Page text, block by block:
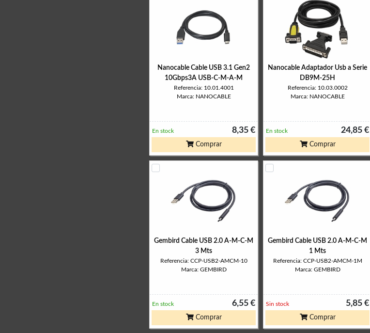
Nanocable Cable USB 3.1 Gen2
10Gbps3A USB-C-M-A-M
Referencia: 10.01.4001
Marca: NANOCABLE
8,35 €
En stock
Comprar
Nanocable Adaptador Usb a Serie
DB9M-25H
Referencia: 10.03.0002
Marca: NANOCABLE
24,85 €
En stock
Comprar
Gembird Cable USB 2.0 A-M-C-M
3 Mts
Referencia: CCP-USB2-AMCM-10
Marca: GEMBIRD
6,55 €
En stock
Comprar
Gembird Cable USB 2.0 A-M-C-M
1 Mts
Referencia: CCP-USB2-AMCM-1M
Marca: GEMBIRD
5,85 €
Sin stock
Comprar